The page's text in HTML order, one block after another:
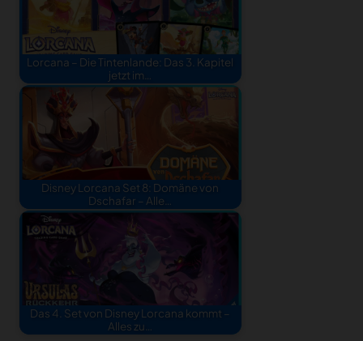
Lorcana – Die Tintenlande: Das 3. Kapitel
jetzt im…
Disney Lorcana Set 8: Domäne von
Dschafar – Alle…
Das 4. Set von Disney Lorcana kommt –
Alles zu…